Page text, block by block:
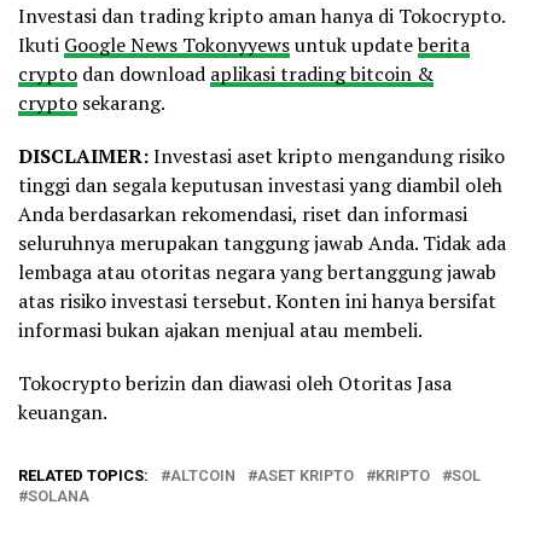
Investasi dan trading kripto aman hanya di Tokocrypto.
Ikuti Google News Tokonyyewsuntuk updateberita
crypto dan download aplikasi trading bitcoin &
crypto sekarang.
DISCLAIMER:Investasi aset kripto mengandung risiko
tinggi dan segala keputusan investasi yang diambil oleh
Anda berdasarkan rekomendasi, riset dan informasi
seluruhnya merupakan tanggung jawab Anda. Tidak ada
lembaga atau otoritas negara yang bertanggung jawab
atas risiko investasi tersebut. Konten ini hanya bersifat
informasi bukan ajakan menjual atau membeli.
Tokocrypto berizin dan diawasi oleh Otoritas Jasa
keuangan.
RELATED TOPICS: ALTCOIN ASET KRIPTO KRIPTO
SOL
SOLANA